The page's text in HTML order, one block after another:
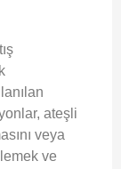
ateşli
veya
ve